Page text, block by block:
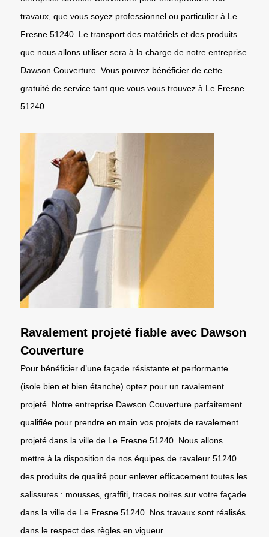
travaux, que vous soyez professionnel ou particulier à Le
Fresne 51240. Le transport des matériels et des produits
que nous allons utiliser sera à la charge de notre entreprise
Dawson Couverture. Vous pouvez bénéficier de cette
gratuité de service tant que vous vous trouvez à Le Fresne
51240.
Ravalement projeté fiable avec Dawson
Couverture
Pour bénéficier d’une façade résistante et performante
(isole bien et bien étanche) optez pour un ravalement
projeté. Notre entreprise Dawson Couverture parfaitement
qualifiée pour prendre en main vos projets de ravalement
projeté dans la ville de Le Fresne 51240. Nous allons
mettre à la disposition de nos équipes de ravaleur 51240
des produits de qualité pour enlever efficacement toutes les
salissures : mousses, graffiti, traces noires sur votre façade
dans la ville de Le Fresne 51240. Nos travaux sont réalisés
dans le respect des règles en vigueur.